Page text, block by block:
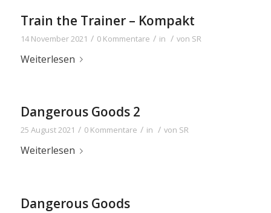
Train the Trainer – Kompakt
14 November 2021 / 0 Kommentare / in / von SR
Weiterlesen
Dangerous Goods 2
25 August 2021 / 0 Kommentare / in / von SR
Weiterlesen
Dangerous Goods